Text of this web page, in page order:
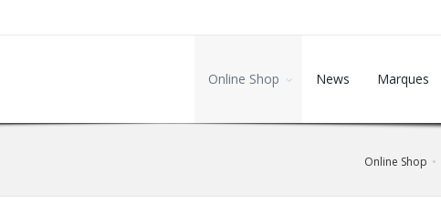
Online Shop News Marques
Online Shop